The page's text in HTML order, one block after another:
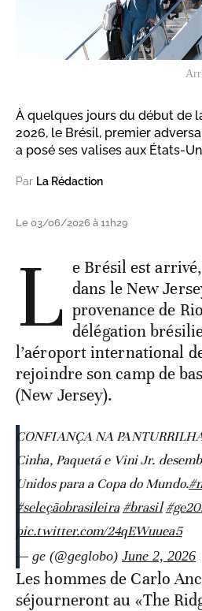
À quelques jours du début de
2026, le Brésil, premier
a posé ses valises aux États-
Par La Rédaction
Le 03/06/2026 à 11h29
L e Brésil est
dans le New
provenance de
délégation
l’aéroport international
rejoindre son camp de
(New Jersey).
CONFIANÇA NA
Cinha, Paquetá e Vini Jr.
Unidos para a Copa do Mundo.
#seleçãobrasileira #brasil
pic.twitter.com/24qEWuuea5
— ge (@geglobo) June 2, 2026
Les hommes de Carlo
séjourneront au «The